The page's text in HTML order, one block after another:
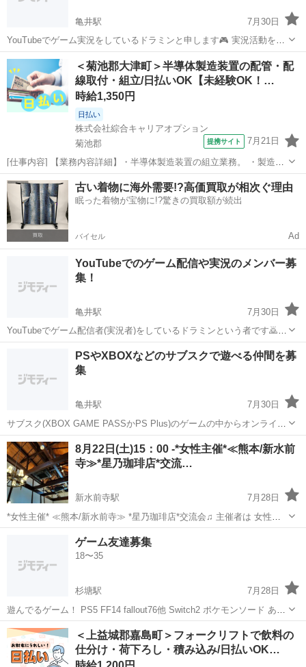
亀井駅
7月30日
YouTubeでゲーム実況をしているドラミンと申します🎮 実況活動をし
ていらっしゃる方、もしくはご一緒させて頂いている時を動画にして
もOKな方(活動等はしてない方含む)、自分なんかでよろしければです
がお友達になって下さい🙇...
熊本 熊本市 亀井駅 ゲーム/アプリ 実況
＜菊池郡大津町＞半導体製造装置の配管・配
線取付・組立/日払いOK【未経験OK！…
時給1,350円
日払い
株式会社綜合キャリアオプション
菊池郡
提携サイト 7月21日
[仕事内容] 【業務内容詳細】・半導体製造装置の組立業務。 ・製造装
置の配管及び配線取付、 パーツ組立【取扱製品情報】・半導体製造装
置 。＋お仕事探しはコンシェルスタッフにおまかせ＋。 あなたのお仕
事探しをしっかりサポー...
熊本 菊池郡 工場
古い着物に海外需要!?高価買取が相次ぐ理由
眠った着物が宝物に!?驚きの買取額が続出
バイセル Ad
YouTubeでのゲーム配信や実況のメンバー募
集！
亀井駅
7月30日
YouTubeでゲーム配信者(実況者)をしているドラミンという者です🙇
ゲーム配信やゲーム実況でご一緒して頂き、当チャンネルを共に盛り
上げていって下さると幸いです😃 声出しありなし・性別・年齢、一切
問いません👍(Disc...
熊本市 亀井駅 ゲーム/アプリ 実況
PSやXBOXなどのサブスクで遊べる仲間を募
集
亀井駅
7月30日
サブスク(XBOX GAME PASSかPS Plus)のゲームの中からオンライン
ゲームのものをお互い相談しながら選んでご一緒に遊んで頂けません
か？😃 ちなみにその際はもしよろしければ厚かましながらYouTubeに
て配信を...
熊本 熊本市 亀井駅 ゲーム/アプリ サブスク
8月22日(土)15：00 -*女性主催*≪熊本/新水前
寺≫*星乃珈琲店*交流…
新水前寺駅
7月28日
*女性主催* ≪熊本/新水前寺≫ *星乃珈琲店*交流会♫ 主催者は 女性で
すので 女性の方お一人様でも 安心してご参加頂けます♬ ※女子会で
新水前寺駅
ゲーム友達募集
18〜35
杉塘駅
7月28日
遊んでるゲーム！ PS5 FF14 fallout76他 Switch2 ポケモンソード あつ
森 ぽこあ
熊本 熊本市 杉塘駅 ゲーム/アプリ ポケモンユナイト
＜上益城郡嘉島町＞フォークリフトで飲料の
仕分け・荷下ろし・積み込み/日払いOK…